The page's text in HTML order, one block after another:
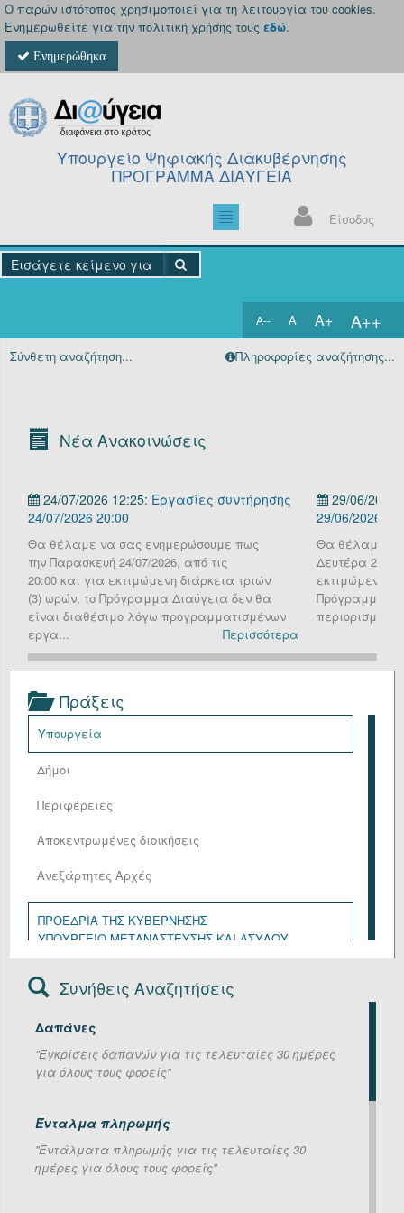
Ο παρών ιστότοπος χρησιμοποιεί για τη λειτουργία του cookies.
Ενημερωθείτε για την πολιτική χρήσης τους εδώ.
Ενημερώθηκα
Υπουργείο Ψηφιακής Διακυβέρνησης
ΠΡΟΓΡΑΜΜΑ ΔΙΑΥΓΕΙΑ
Είσοδος
A-- A A+ A++
Αρχική
Επικοινωνία/Υποστήριξη
Είσοδος
Σύνθετη αναζήτηση... Πληροφορίες αναζήτησης...
Νέα Ανακοινώσεις
24/07/2026 12:25: Εργασίες συντήρησης
24/07/2026 20:00
Θα θέλαμε να σας ενημερώσουμε πως
την Παρασκευή 24/07/2026, από τις
20:00 και για εκτιμώμενη διάρκεια τριών
(3) ωρών, το Πρόγραμμα Διαύγεια δεν θα
είναι διαθέσιμο λόγω προγραμματισμένων
εργα...
Περισσότερα
29/06/2026
29/06/2026
Θα θέλαμε να
Δευτέρα 29
εκτιμώμενη
Πρόγραμμα
περιορισμένη
Πράξεις
Υπουργεία
Δήμοι
Περιφέρειες
Αποκεντρωμένες διοικήσεις
Ανεξάρτητες Αρχές
ΠΡΟΕΔΡΙΑ ΤΗΣ ΚΥΒΕΡΝΗΣΗΣ
ΥΠΟΥΡΓΕΙΟ ΜΕΤΑΝΑΣΤΕΥΣΗΣ ΚΑΙ ΑΣΥΛΟΥ
ΥΠΟΥΡΓΕΙΟ ΑΓΡΟΤΙΚΗΣ ΑΝΑΠΤΥΞΗΣ ΚΑΙ ΤΡΟΦΙΜΩΝ
ΥΠΟΥΡΓΕΙΟ ΑΝΑΠΤΥΞΗΣ
ΥΠΟΥΡΓΕΙΟ ΔΙΚΑΙΟΣΥΝΗΣ
ΥΠΟΥΡΓΕΙΟ ΕΞΩΤΕΡΙΚΩΝ
ΥΠΟΥΡΓΕΙΟ ΕΡΓΑΣΙΑΣ ΚΑΙ ΚΟΙΝΩΝΙΚΗΣ ΑΣΦΑΛΙΣΗΣ
ΥΠΟΥΡΓΕΙΟ ΕΣΩΤΕΡΙΚΩΝ
ΥΠΟΥΡΓΕΙΟ ΚΛΙΜΑΤΙΚΗΣ ΚΡΙΣΗΣ ΚΑΙ ΠΟΛΙΤΙΚΗΣ
ΥΠΟΥΡΓΕΙΟ ΚΟΙΝΩΝΙΚΗΣ ΣΥΝΟΧΗΣ ΚΑΙ
ΟΙΚΟΓΕΝΕΙΑΣ
ΥΠΟΥΡΓΕΙΟ ΝΑΥΤΙΛΙΑΣ ΚΑΙ ΝΗΣΙΩΤΙΚΗΣ ΠΟΛΙΤΙΚΗΣ
ΥΠΟΥΡΓΕΙΟ ΟΙΚΟΝΟΜΙΚΩΝ
Συνήθεις Αναζητήσεις
Δαπάνες
''Εγκρίσεις δαπανών για τις τελευταίες 30 ημέρες
για όλους τους φορείς''
Ένταλμα πληρωμής
''Εντάλματα πληρωμής για τις τελευταίες 30
ημέρες για όλους τους φορείς''